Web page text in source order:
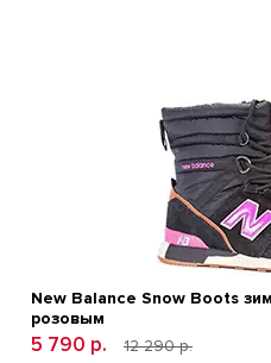
БЫСТРЫЙ
New Balance Snow Boots
розовым
5 790 р.
12 290 р.